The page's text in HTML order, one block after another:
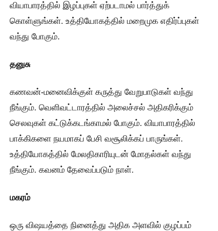
வியாபாரத்தில் இழப்புகள் ஏற்படாமல் பார்த்துக்
கொள்ளுங்கள். உத்தியோகத்தில் மறைமுக எதிர்ப்புகள்
வந்து போகும்.
தனுசு
கணவன்-மனைவிக்குள் கருத்து வேறுபாடுகள் வந்து
நீங்கும். வெளிவட்டாரத்தில் அலைச்சல் அதிகரிக்கும்
செலவுகள் கட்டுக்கடங்காமல் போகும். வியாபாரத்தில்
பாக்கிகளை நயமாகப் பேசி வசூலிக்கப் பாருங்கள்.
உத்தியோகத்தில் மேலதிகாரியுடன் மோதல்கள் வந்து
நீங்கும். கவனம் தேவைப்படும் நாள்.
மகரம்
ஒரு விஷயத்தை நினைத்து அதிக அளவில் குழப்பம்